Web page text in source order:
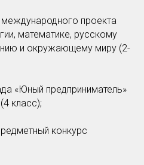
проекта
математике, русскому
и окружающему миру (2-
«Юный предприниматель»
класс);
конкурс